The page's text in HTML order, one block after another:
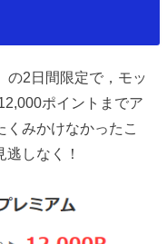
の2日間限定で，モッ
ポイントまでア
くみかけなかったこ
しなく！